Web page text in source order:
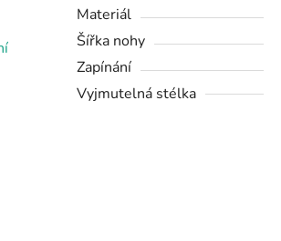
Materiál
Šířka nohy
Zapínání
Vyjmutelná stélka